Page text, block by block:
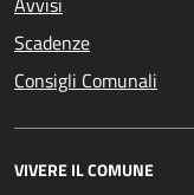
Scadenze
Consigli Comunali
VIVERE IL COMUNE